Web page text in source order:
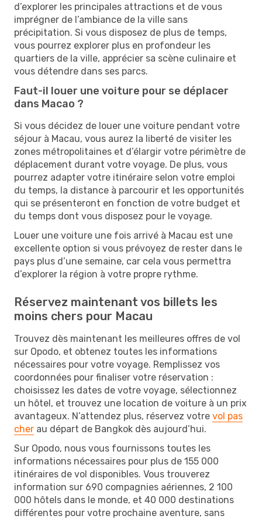
d’explorer les principales attractions et de vous
imprégner de l’ambiance de la ville sans
précipitation. Si vous disposez de plus de temps,
vous pourrez explorer plus en profondeur les
quartiers de la ville, apprécier sa scène culinaire et
vous détendre dans ses parcs.
Faut-il louer une voiture pour se déplacer
dans Macao ?
Si vous décidez de louer une voiture pendant votre
séjour à Macau, vous aurez la liberté de visiter les
zones métropolitaines et d’élargir votre périmètre de
déplacement durant votre voyage. De plus, vous
pourrez adapter votre itinéraire selon votre emploi
du temps, la distance à parcourir et les opportunités
qui se présenteront en fonction de votre budget et
du temps dont vous disposez pour le voyage.
Louer une voiture une fois arrivé à Macau est une
excellente option si vous prévoyez de rester dans le
pays plus d’une semaine, car cela vous permettra
d’explorer la région à votre propre rythme.
Réservez maintenant vos billets les
moins chers pour Macau
Trouvez dès maintenant les meilleures offres de vol
sur Opodo, et obtenez toutes les informations
nécessaires pour votre voyage. Remplissez vos
coordonnées pour finaliser votre réservation :
choisissez les dates de votre voyage, sélectionnez
un hôtel, et trouvez une location de voiture à un prix
avantageux. N’attendez plus, réservez votre vol pas
cher au départ de Bangkok dès aujourd’hui.
Sur Opodo, nous vous fournissons toutes les
informations nécessaires pour plus de 155 000
itinéraires de vol disponibles. Vous trouverez
information sur 690 compagnies aériennes, 2 100
000 hôtels dans le monde, et 40 000 destinations
différentes pour votre prochaine aventure, sans